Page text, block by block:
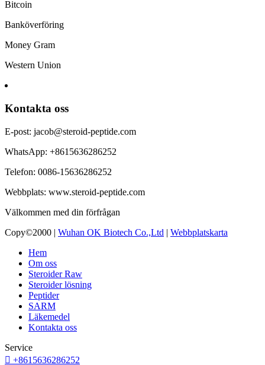
Bitcoin
Banköverföring
Money Gram
Western Union
Kontakta oss
E-post: jacob@steroid-peptide.com
WhatsApp: +8615636286252
Telefon: 0086-15636286252
Webbplats: www.steroid-peptide.com
Välkommen med din förfrågan
Copy©2000 | Wuhan OK Biotech Co.,Ltd | Webbplatskarta
Hem
Om oss
Steroider Raw
Steroider lösning
Peptider
SARM
Läkemedel
Kontakta oss
Service
 +8615636286252